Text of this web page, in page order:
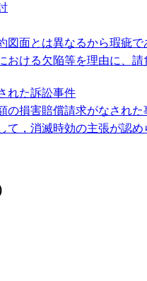
図面とは異なるから瑕疵
おける欠陥等を理由に、
れた訴訟事件
の損害賠償請求がなされた
て，消滅時効の主張が認